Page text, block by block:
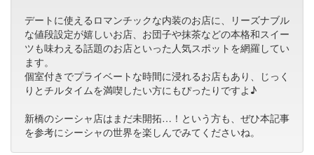
デートに使えるロマンチックな内装のお店に、リーズナブル
な値段設定が嬉しいお店、お団子や抹茶などの本格和スイー
ツも味わえる話題のお店といった人気スポットを網羅してい
ます。
個室付きでプライベートな時間に浸れるお店もあり、じっく
りとチルタイムを満喫したい方にもぴったりですよ♪
新橋のシーシャ店はまだ未開拓…！という方も、ぜひ本記事
を参考にシーシャの世界を楽しんでみてくださいね。